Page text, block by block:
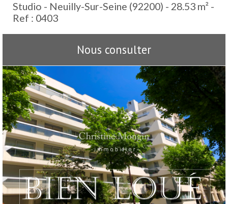
Studio - Neuilly-Sur-Seine (92200) - 28.53 m² -
Ref : 0403
Nous consulter